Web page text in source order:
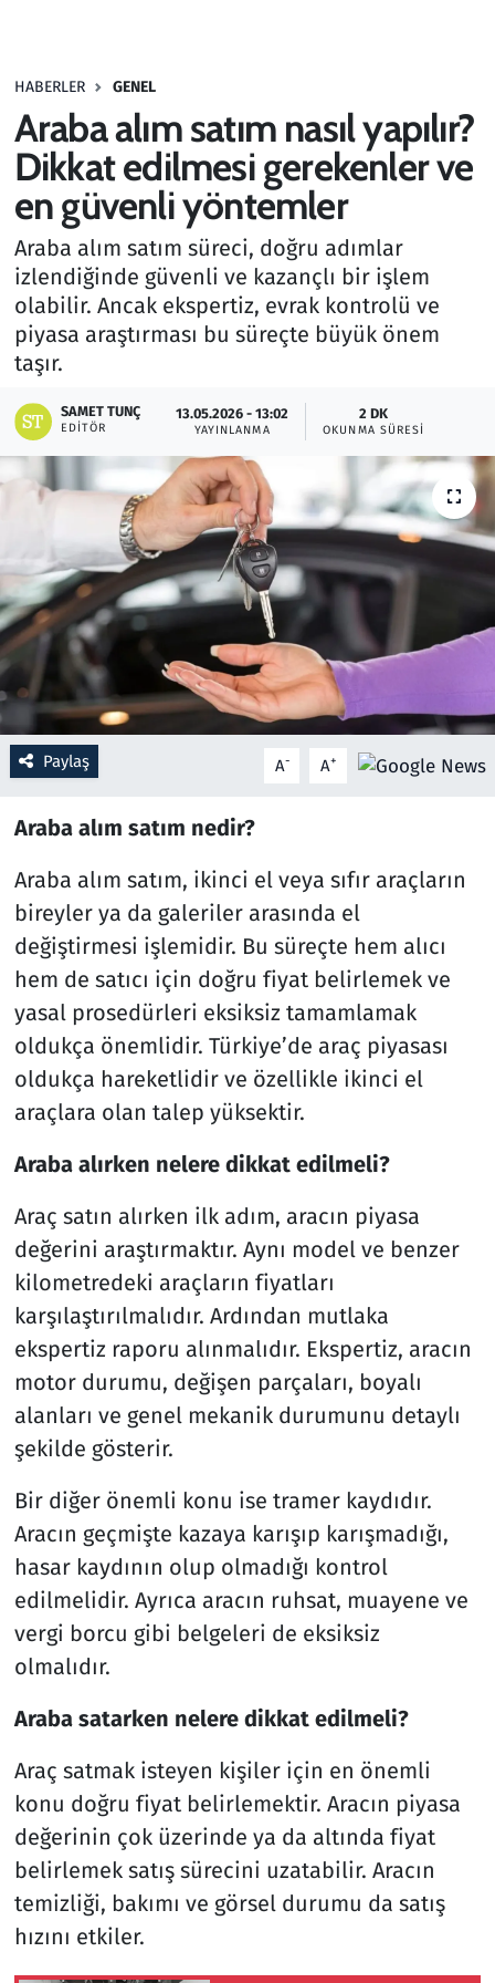
HABERLER GENEL
Araba alım satım nasıl yapılır?
Dikkat edilmesi gerekenler ve
en güvenli yöntemler
Araba alım satım süreci, doğru adımlar
izlendiğinde güvenli ve kazançlı bir işlem
olabilir. Ancak ekspertiz, evrak kontrolü ve
piyasa araştırması bu süreçte büyük önem
taşır.
SAMET TUNÇ
EDITÖR
13.05.2026 - 13:02
YAYINLANMA
2 DK
OKUNMA SÜRESI
Paylaş A- A+
Araba alım satım nedir?
Araba alım satım, ikinci el veya sıfır araçların
bireyler ya da galeriler arasında el
değiştirmesi işlemidir. Bu süreçte hem alıcı
hem de satıcı için doğru fiyat belirlemek ve
yasal prosedürleri eksiksiz tamamlamak
oldukça önemlidir. Türkiye’de araç piyasası
oldukça hareketlidir ve özellikle ikinci el
araçlara olan talep yüksektir.
Araba alırken nelere dikkat edilmeli?
Araç satın alırken ilk adım, aracın piyasa
değerini araştırmaktır. Aynı model ve benzer
kilometredeki araçların fiyatları
karşılaştırılmalıdır. Ardından mutlaka
ekspertiz raporu alınmalıdır. Ekspertiz, aracın
motor durumu, değişen parçaları, boyalı
alanları ve genel mekanik durumunu detaylı
şekilde gösterir.
Bir diğer önemli konu ise tramer kaydıdır.
Aracın geçmişte kazaya karışıp karışmadığı,
hasar kaydının olup olmadığı kontrol
edilmelidir. Ayrıca aracın ruhsat, muayene ve
vergi borcu gibi belgeleri de eksiksiz
olmalıdır.
Araba satarken nelere dikkat edilmeli?
Araç satmak isteyen kişiler için en önemli
konu doğru fiyat belirlemektir. Aracın piyasa
değerinin çok üzerinde ya da altında fiyat
belirlemek satış sürecini uzatabilir. Aracın
temizliği, bakımı ve görsel durumu da satış
hızını etkiler.
Haber
Kültür Sanat
Kurumsal Haberler
Lezzet Durağı
Memur ve Kamu
Otomobil
Oyun
Ramazan
Resmi İlanlar
Rüya Tabirleri
Sağlık
Savunma Sanayi
Seçim 2023
Spor
Teknoloji ve Bilim
Televizyon